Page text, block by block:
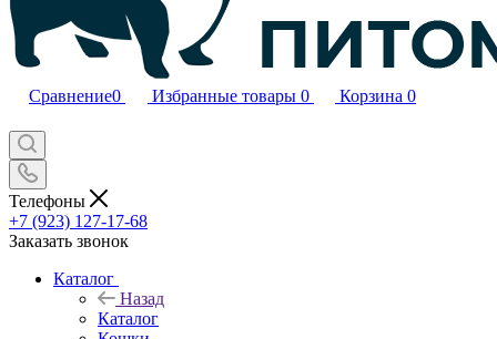
Сравнение0 Избранные товары 0 Корзина 0
Телефоны
+7 (923) 127-17-68
Заказать звонок
Каталог
Назад
Каталог